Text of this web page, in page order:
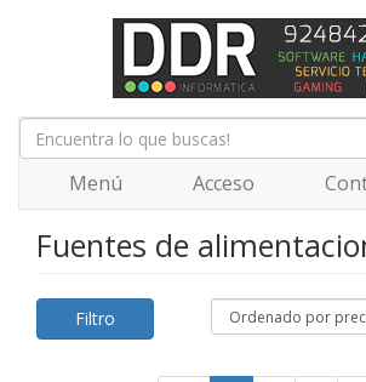
Menú Acceso
Fuentes de
Filtro